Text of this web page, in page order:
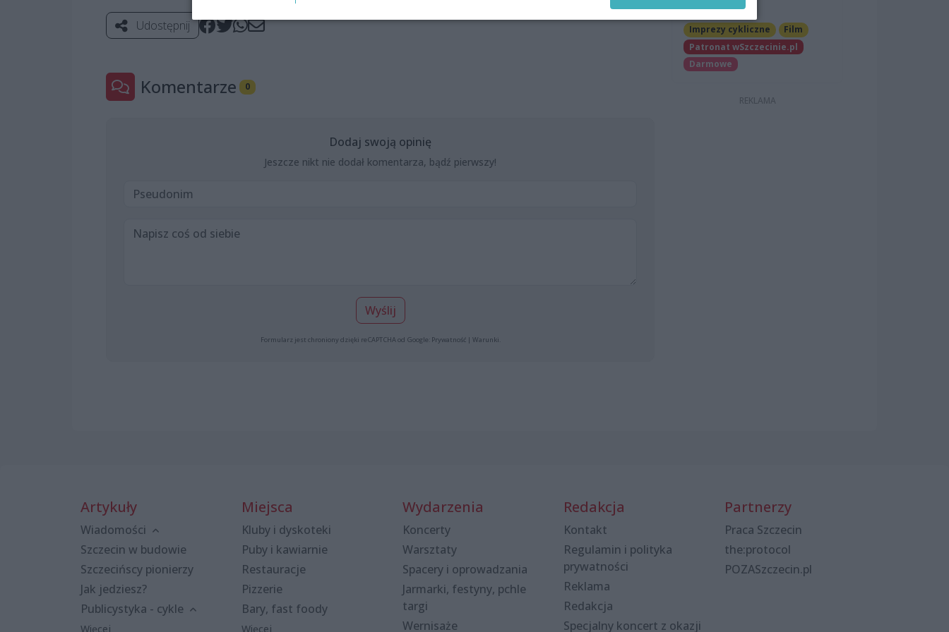
Udostępnij
Komentarze 0
Dodaj swoją opinię
Jeszcze nikt nie dodał komentarza, bądź pierwszy!
Wyślij
Formularz jest chroniony dzięki reCAPTCHA od Google: Prywatność| Warunki
Szczecinie
Imprezy cykliczne
Film
Patronat wSzczecinie.pl
Darmowe
Artykuły
Wiadomości
Szczecin w budowie
Szczecińscy pionierzy
Jak jedziesz?
Publicystyka - cykle
Więcej
Miejsca
Kluby i dyskoteki
Puby i kawiarnie
Restauracje
Pizzerie
Bary, fast foody
Więcej
Wydarzenia
Koncerty
Warsztaty
Spacery i oprowadzania
Jarmarki, festyny, pchle
targi
Wernisaże
Redakcja
Kontakt
Regulamin i polityka
prywatności
Reklama
Redakcja
Specjalny koncert z okazji
Partnerzy
Praca Szczecin
the:protocol
POZASzczecin.pl